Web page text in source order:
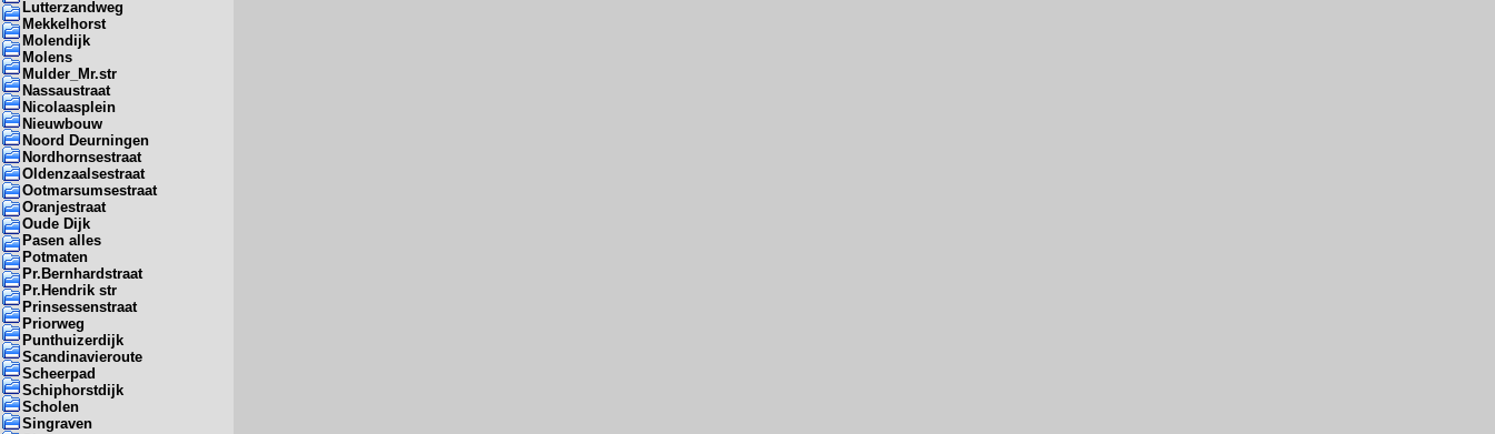
Lutterzandweg
Mekkelhorst
Molendijk
Molens
Mulder_Mr.str
Nassaustraat
Nicolaasplein
Nieuwbouw
Noord Deurningen
Nordhornsestraat
Oldenzaalsestraat
Ootmarsumsestraat
Oranjestraat
Oude Dijk
Pasen alles
Potmaten
Pr.Bernhardstraat
Pr.Hendrik str
Prinsessenstraat
Priorweg
Punthuizerdijk
Scandinavieroute
Scheerpad
Schiphorstdijk
Scholen
Singraven